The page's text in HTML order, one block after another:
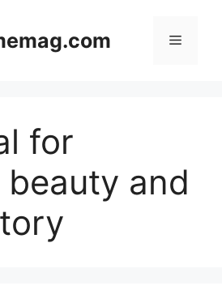
Menu
for
and